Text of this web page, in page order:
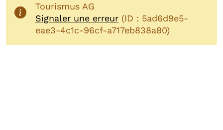
Tourismus AG
Signaler une erreur(ID : 5ad6d9e5-
eae3-4c1c-96cf-a717eb838a80)